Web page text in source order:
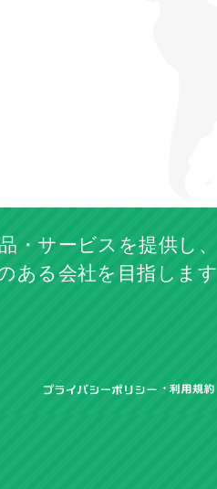
・サービスを提供し、
ある会社を目指します